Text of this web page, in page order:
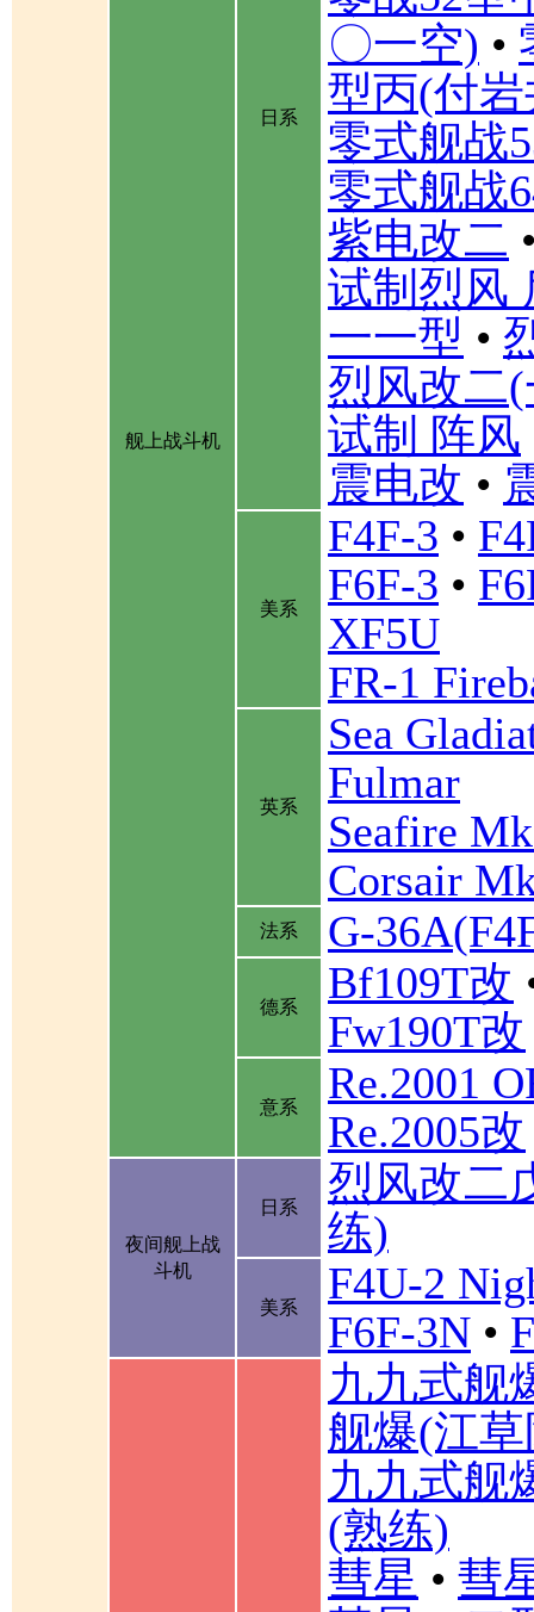
舰上战斗机
日系
〇一空) •
型丙(付
零式舰战
零式舰战
紫电改二
试制烈风
一一型 •
烈风改二
试制 阵风
震电改 •
美系
F4F-3 •
F6F-3 •
XF5U
FR-1
英系
Sea
Fulmar
Seafire
Corsair
法系 G-
德系 Bf109T改
Fw190T改
意系
Re.2001
Re.2005改
夜间舰上战
斗机
日系
烈风改二
练)
美系
F4U-2
F6F-3N •
九九式舰
舰爆(江
九九式舰
(熟练)
彗星 • 彗